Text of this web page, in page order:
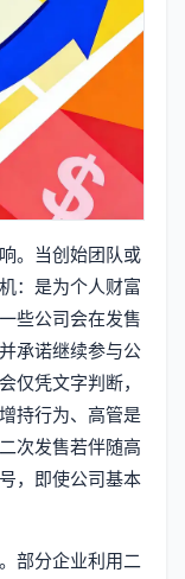
。当创始团队或
：是为个人财富
些公司会在发售
承诺继续参与公
仅凭文字判断，
持行为、高管是
次发售若伴随高
，即使公司基本
部分企业利用二